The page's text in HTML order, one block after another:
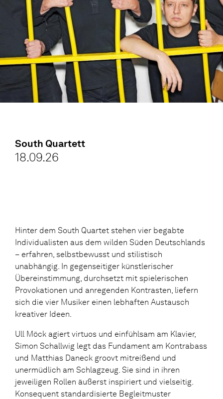
South Quartett
18.09.26
Hinter dem South Quartet stehen vier begabte
Individualisten aus dem wilden Süden Deutschlands
– erfahren, selbstbewusst und stilistisch
unabhängig. In gegenseitiger künstlerischer
Übereinstimmung, durchsetzt mit spielerischen
Provokationen und anregenden Kontrasten, liefern
sich die vier Musiker einen lebhaften Austausch
kreativer Ideen.
Ull Möck agiert virtuos und einfühlsam am Klavier,
Simon Schallwig legt das Fundament am Kontrabass
und Matthias Daneck groovt mitreißend und
unermüdlich am Schlagzeug. Sie sind in ihren
jeweiligen Rollen äußerst inspiriert und vielseitig.
Konsequent standardisierte Begleitmuster